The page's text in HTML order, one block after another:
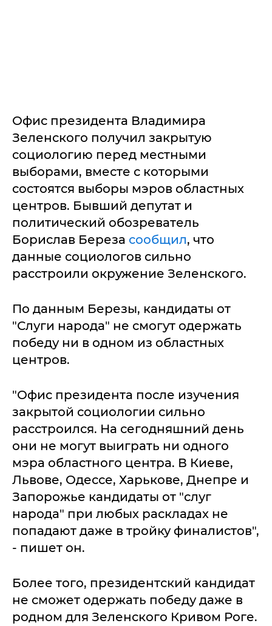
Офис президента Владимира
Зеленского получил закрытую
социологию перед местными
выборами, вместе с которыми
состоятся выборы мэров областных
центров. Бывший депутат и
политический обозреватель
Борислав Береза сообщил, что
данные социологов сильно
расстроили окружение Зеленского.
По данным Березы, кандидаты от
"Слуги народа" не смогут одержать
победу ни в одном из областных
центров.
"Офис президента после изучения
закрытой социологии сильно
расстроился. На сегодняшний день
они не могут выиграть ни одного
мэра областного центра. В Киеве,
Львове, Одессе, Харькове, Днепре и
Запорожье кандидаты от "слуг
народа" при любых раскладах не
попадают даже в тройку финалистов",
- пишет он.
Более того, президентский кандидат
не сможет одержать победу даже в
родном для Зеленского Кривом Роге.